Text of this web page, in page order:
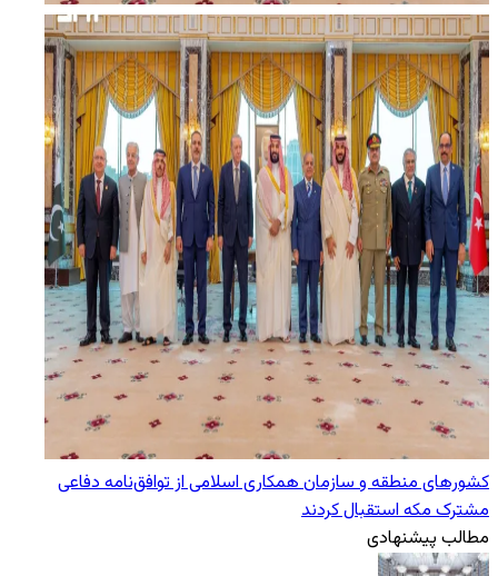
کشورهای منطقه و سازمان همکاری اسلامی از توافق‌نامه دفاعی
مشترک مکه استقبال کردند
مطالب پیشنهادی